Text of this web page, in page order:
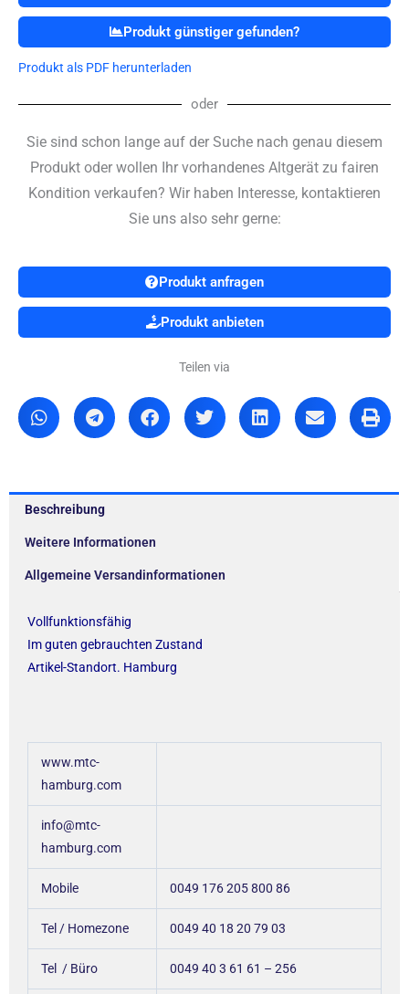
X-
Machine
–
X-
Machines
Menge
Produkt günstiger gefunden?
Produkt als PDF herunterladen
oder
Sie sind schon lange auf der Suche nach genau diesem
Produkt oder wollen Ihr vorhandenes Altgerät zu fairen
Kondition verkaufen? Wir haben Interesse, kontaktieren
Sie uns also sehr gerne:
Produkt anfragen
Produkt anbieten
Teilen via
Beschreibung
Weitere Informationen
Allgemeine Versandinformationen
Vollfunktionsfähig
Im guten gebrauchten Zustand
Artikel-Standort. Hamburg
www.mtc-
hamburg.com
info@mtc-
hamburg.com
Mobile 0049 176 205 800 86
Tel / Homezone 0049 40 18 20 79 03
Tel / Büro 0049 40 3 61 61 – 256